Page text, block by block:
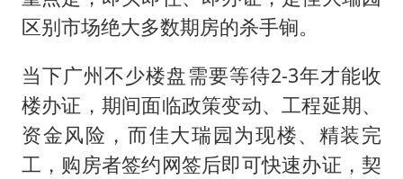
区别市场绝大多数期房的杀手锏。
当下广州不少楼盘需要等待2-3年才能收
楼办证，期间面临政策变动、工程延期、
资金风险，而佳大瑞园为现楼、精装完
工，购房者签约网签后即可快速办证，契